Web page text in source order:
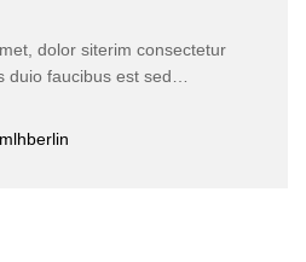
dolor siterim consectetur
duio faucibus est sed…
mlhberlin